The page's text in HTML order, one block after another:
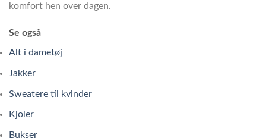
komfort hen over dagen.
Se også
Alt i dametøj
Jakker
Sweatere til kvinder
Kjoler
Bukser